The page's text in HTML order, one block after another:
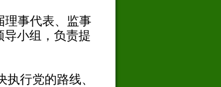
理事代表、监事
小组，负责提
行党的路线、